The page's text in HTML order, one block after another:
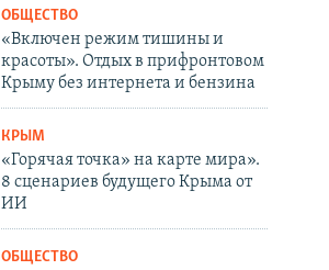
ОБЩЕСТВО
«Включен режим тишины и
красоты». Отдых в прифронтовом
Крыму без интернета и бензина
КРЫМ
«Горячая точка» на карте мира».
8 сценариев будущего Крыма от
ИИ
ОБЩЕСТВО